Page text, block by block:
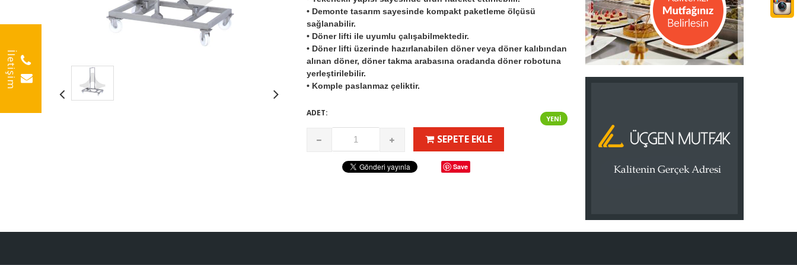
• Demonte tasarım sayesinde kompakt paketleme ölçüsü
sağlanabilir.
• Döner lifti ile uyumlu çalışabilmektedir.
• Döner lifti üzerinde hazırlanabilen döner veya döner kalıbından
alınan döner, döner takma arabasına oradanda döner robotuna
yerleştirilebilir.
• Komple paslanmaz çeliktir.
YENI
ADET:
SEPETE EKLE
Save
İletişim